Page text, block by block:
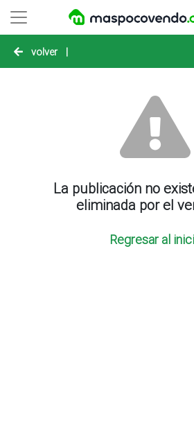
volver |
La publicación no
eliminada por el
Regresar al